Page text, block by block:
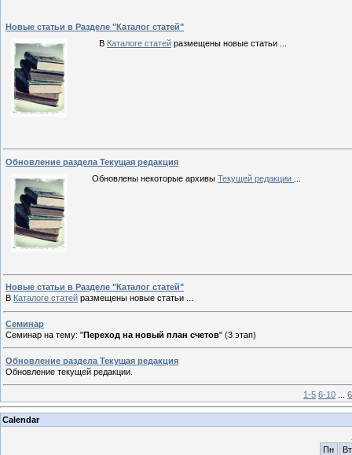
Новые статьи в Разделе "Каталог статей"
В Каталоге статей размещены новые статьи ...
Обновление раздела Текущая редакция
Обновлены некоторые архивы Текущей редакции
Новые статьи в Разделе "Каталог статей"
В Каталоге статей размещены новые статьи ...
Семинар
Семинар на тему: "Переход на новый план счетов" (3 этап)
Обновление раздела Текущая редакция
Обновление текущей редакции.
1-5 6-10
Calendar
Пн
Вт